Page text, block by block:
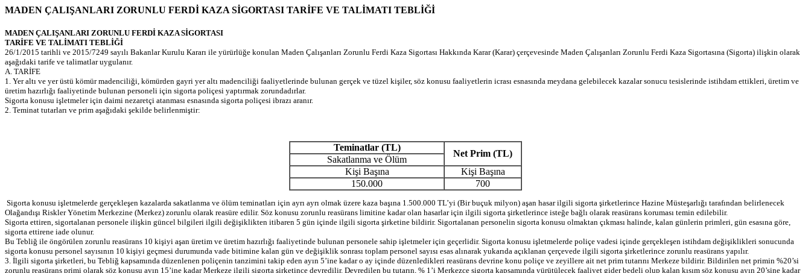
MADEN ÇALIŞANLARI ZORUNLU FERDİ KAZA SİGORTASI TARİFE VE TALİMATI TEBLİĞİ
MADEN ÇALIŞANLARI ZORUNLU FERDİ KAZA SİGORTASI
TARİFE VE TALİMATI TEBLİĞİ
26/1/2015 tarihli ve 2015/7249 sayılı Bakanlar Kurulu Kararı ile yürürlüğe konulan Maden Çalışanları Zorunlu Ferdi Kaza Sigortası Hakkında Karar (Karar) çerçevesinde Maden Çalışanları Zorunlu Ferdi Kaza Sigortasına (Sigorta) ilişkin olarak
aşağıdaki tarife ve talimatlar uygulanır.
A. TARİFE
1. Yer altı ve yer üstü kömür madenciliği, kömürden gayri yer altı madenciliği faaliyetlerinde bulunan gerçek ve tüzel kişiler, söz konusu faaliyetlerin icrası esnasında meydana gelebilecek kazalar sonucu tesislerinde istihdam ettikleri, üretim ve
üretim hazırlığı faaliyetinde bulunan personeli için sigorta poliçesi yaptırmak zorundadırlar.
Sigorta konusu işletmeler için daimi nezaretçi atanması esnasında sigorta poliçesi ibrazı aranır.
2. Teminat tutarları ve prim aşağıdaki şekilde belirlenmiştir:
Teminatlar (TL)
Net Prim (TL)
Sakatlanma ve Ölüm
Kişi Başına
Kişi Başına
150.000
700
Sigorta konusu işletmelerde gerçekleşen kazalarda sakatlanma ve ölüm teminatları için ayrı ayrı olmak üzere kaza başına 1.500.000 TL’yi (Bir buçuk milyon) aşan hasar ilgili sigorta şirketlerince Hazine Müsteşarlığı tarafından belirlenecek
Olağandışı Riskler Yönetim Merkezine (Merkez) zorunlu olarak reasüre edilir. Söz konusu zorunlu reasürans limitine kadar olan hasarlar için ilgili sigorta şirketlerince isteğe bağlı olarak reasürans koruması temin edilebilir.
Sigorta ettiren, sigortalanan personele ilişkin güncel bilgileri ilgili değişiklikten itibaren 5 gün içinde ilgili sigorta şirketine bildirir. Sigortalanan personelin sigorta konusu olmaktan çıkması halinde, kalan günlerin primleri, gün esasına göre,
sigorta ettirene iade olunur.
Bu Tebliğ ile öngörülen zorunlu reasürans 10 kişiyi aşan üretim ve üretim hazırlığı faaliyetinde bulunan personele sahip işletmeler için geçerlidir. Sigorta konusu işletmelerde poliçe vadesi içinde gerçekleşen istihdam değişiklikleri sonucunda
sigorta konusu personel sayısının 10 kişiyi geçmesi durumunda vade bitimine kalan gün ve değişiklik sonrası toplam personel sayısı esas alınarak yukarıda açıklanan çerçevede ilgili sigorta şirketlerince zorunlu reasürans yapılır.
3. İlgili sigorta şirketleri, bu Tebliğ kapsamında düzenlenen poliçenin tanzimini takip eden ayın 5’ine kadar o ay içinde düzenledikleri reasürans devrine konu poliçe ve zeyillere ait net prim tutarını Merkeze bildirir. Bildirilen net primin %20’si
zorunlu reasürans primi olarak söz konusu ayın 15’ine kadar Merkeze ilgili sigorta şirketince devredilir. Devredilen bu tutarın, % 1’i Merkezce sigorta kapsamında yürütülecek faaliyet gider bedeli olup kalan kısım söz konusu ayın 20’sine kadar